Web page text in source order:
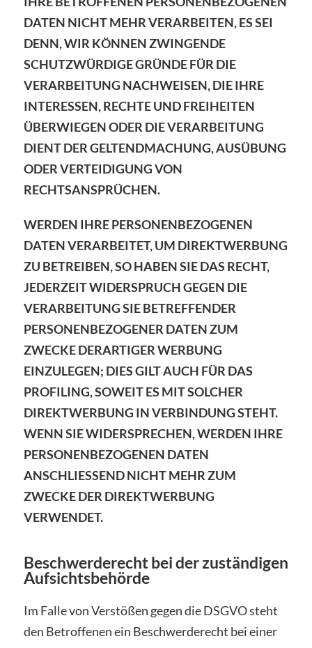
DATEN NICHT MEHR VERARBEITEN, ES SEI
DENN, WIR KÖNNEN ZWINGENDE
SCHUTZWÜRDIGE GRÜNDE FÜR DIE
VERARBEITUNG NACHWEISEN, DIE IHRE
INTERESSEN, RECHTE UND FREIHEITEN
ÜBERWIEGEN ODER DIE VERARBEITUNG
DIENT DER GELTENDMACHUNG, AUSÜBUNG
ODER VERTEIDIGUNG VON
RECHTSANSPRÜCHEN.
WERDEN IHRE PERSONENBEZOGENEN
DATEN VERARBEITET, UM DIREKTWERBUNG
ZU BETREIBEN, SO HABEN SIE DAS RECHT,
JEDERZEIT WIDERSPRUCH GEGEN DIE
VERARBEITUNG SIE BETREFFENDER
PERSONENBEZOGENER DATEN ZUM
ZWECKE DERARTIGER WERBUNG
EINZULEGEN; DIES GILT AUCH FÜR DAS
PROFILING, SOWEIT ES MIT SOLCHER
DIREKTWERBUNG IN VERBINDUNG STEHT.
WENN SIE WIDERSPRECHEN, WERDEN IHRE
PERSONENBEZOGENEN DATEN
ANSCHLIESSEND NICHT MEHR ZUM
ZWECKE DER DIREKTWERBUNG
VERWENDET.
Beschwerderecht bei der zuständigen
Aufsichtsbehörde
Im Falle von Verstößen gegen die DSGVO steht
den Betroffenen ein Beschwerderecht bei einer